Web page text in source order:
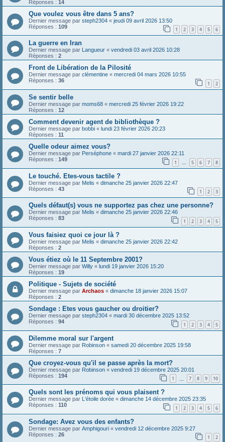
Réponses : 14
Que voulez vous être dans 5 ans?
Dernier message par steph2304 « jeudi 09 avril 2026 13:50
Réponses : 109 1 2 3 4 5 6
La guerre en Iran
Dernier message par Langueur « vendredi 03 avril 2026 10:28
Réponses : 2
Front de Libération de la Pilosité
Dernier message par clémentine « mercredi 04 mars 2026 10:55
Réponses : 36 1 2
Se sentir belle
Dernier message par moms68 « mercredi 25 février 2026 19:22
Réponses : 12
Comment devenir agent de bibliothèque ?
Dernier message par bobbi « lundi 23 février 2026 20:23
Réponses : 11
Quelle odeur aimez vous?
Dernier message par Perséphone « mardi 27 janvier 2026 22:11
Réponses : 149 1 … 5 6 7 8
Le touché. Etes-vous tactile ?
Dernier message par Melis « dimanche 25 janvier 2026 22:47
Réponses : 43 1 2 3
Quels défaut(s) vous ne supportez pas chez une personne?
Dernier message par Melis « dimanche 25 janvier 2026 22:46
Réponses : 83 1 2 3 4 5
Vous faisiez quoi ce jour là ?
Dernier message par Melis « dimanche 25 janvier 2026 22:42
Réponses : 2
Vous étiez où le 11 Septembre 2001?
Dernier message par Willy « lundi 19 janvier 2026 15:20
Réponses : 19
Politique - Sujets de société
Dernier message par Archaos « dimanche 18 janvier 2026 15:07
Réponses : 2
Sondage : Etes vous gaucher ou droitier?
Dernier message par steph2304 « mardi 30 décembre 2025 13:52
Réponses : 94 1 2 3 4 5
Dilemme moral sur l'argent
Dernier message par Robinson « samedi 20 décembre 2025 19:58
Réponses : 7
Que croyez-vous qu'il se passe après la mort?
Dernier message par Robinson « vendredi 19 décembre 2025 20:01
Réponses : 194 1 7 8 9 10
Quels sont les prénoms qui vous plaisent ?
Dernier message par L'étoile dorée « dimanche 14 décembre 2025 23:35
Réponses : 110 1 2 3 4 5 6
Sondage: Avez vous des enfants?
Dernier message par Amphigouri « vendredi 12 décembre 2025 9:27
Réponses : 26 1 2